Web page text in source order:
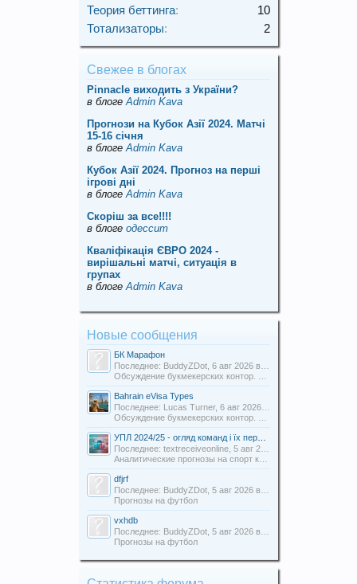
Теория беттинга:
10
Тотализаторы: 2
Свежее в блогах
Pinnacle виходить з України?
в блогеAdmin Kava
Прогнози на Кубок Азії 2024. Матчі
15-16 січня
в блогеAdmin Kava
Кубок Азії 2024. Прогноз на перші
ігрові дні
в блогеAdmin Kava
Скорiш за все!!!!
в блоге одессит
Кваліфікація ЄВРО 2024 -
вирішальні матчі, ситуація в
групах
в блогеAdmin Kava
Новые сообщения
БК Марафон
Последнее: BuddyZDot, 6 авг 2026 в 16:11
Обсуждение букмекерских контор. Отзывы о БК.
Bahrain eVisa Types
Последнее: Lucas Turner, 6 авг 2026 в 13:16
Обсуждение букмекерских контор. Отзывы о БК.
УПЛ 2024/25 - огляд команд і їх перспективи
Последнее: textreceiveonline, 5 авг 2026 в 20:54
Аналитические прогнозы на спорт команды Uabets
dfjrf
Последнее: BuddyZDot, 5 авг 2026 в 15:55
Прогнозы на футбол
vxhdb
Последнее: BuddyZDot, 5 авг 2026 в 13:27
Прогнозы на футбол